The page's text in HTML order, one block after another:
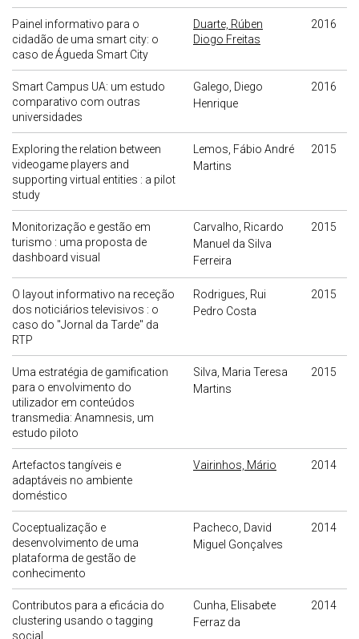
Painel informativo para o
cidadão de uma smart city: o
caso de Águeda Smart City
Duarte, Rúben
Diogo Freitas
2016
Smart Campus UA: um estudo
comparativo com outras
universidades
Galego, Diego
Henrique
2016
Exploring the relation between
videogame players and
supporting virtual entities : a pilot
study
Lemos, Fábio André
Martins
2015
Monitorização e gestão em
turismo : uma proposta de
dashboard visual
Carvalho, Ricardo
Manuel da Silva
Ferreira
2015
O layout informativo na receção
dos noticiários televisivos : o
caso do "Jornal da Tarde" da
RTP
Rodrigues, Rui
Pedro Costa
2015
Uma estratégia de gamification
para o envolvimento do
utilizador em conteúdos
transmedia: Anamnesis, um
estudo piloto
Silva, Maria Teresa
Martins
2015
Artefactos tangíveis e
adaptáveis no ambiente
doméstico
Vairinhos, Mário 2014
Coceptualização e
desenvolvimento de uma
plataforma de gestão de
conhecimento
Pacheco, David
Miguel Gonçalves
2014
Contributos para a eficácia do
clustering usando o tagging
social
Cunha, Elisabete
Ferraz da
2014